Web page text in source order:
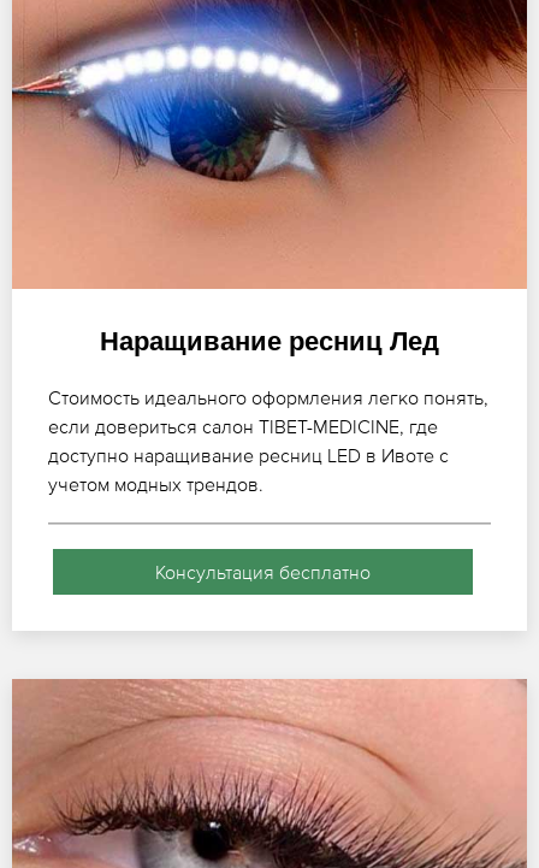
Наращивание ресниц Лед
Стоимость идеального оформления легко понять,
если довериться салон TIBET-MEDICINE, где
доступно наращивание ресниц LED в Ивоте с
учетом модных трендов.
Консультация бесплатно